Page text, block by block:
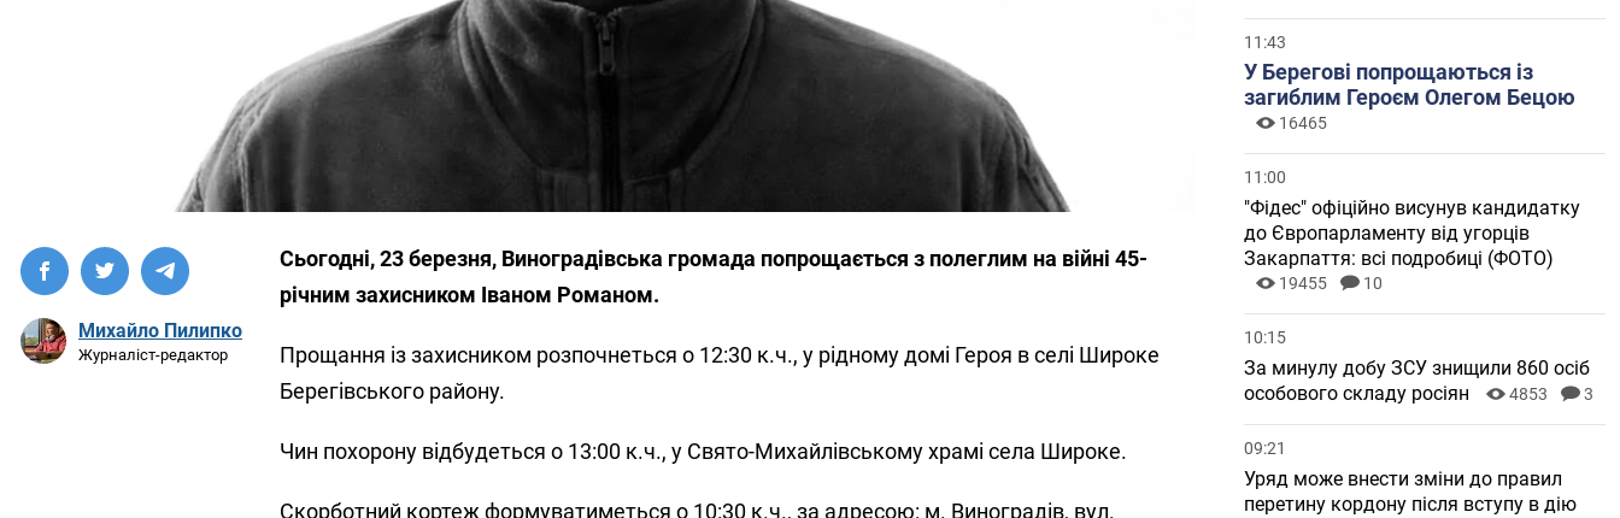
Михайло Пилипко
Журналіст-редактор
Сьогодні, 23 березня, Виноградівська громада попрощається з полеглим на війні 45-
річним захисником Іваном Романом.
Прощання із захисником розпочнеться о 12:30 к.ч., у рідному домі Героя в селі Широке
Берегівського району.
Чин похорону відбудеться о 13:00 к.ч., у Свято-Михайлівському храмі села Широке.
Скорботний кортеж формуватиметься о 10:30 к.ч., за адресою: м. Виноградів, вул.
11:43
У Берегові попрощаються із
загиблим Героєм Олегом Бецою
16465
11:00
"Фідес" офіційно висунув кандидатку
до Європарламенту від угорців
Закарпаття: всі подробиці (ФОТО)
19455 10
10:15
За минулу добу ЗСУ знищили 860 осіб
особового складу росіян
4853 3
09:21
Уряд може внести зміни до правил
перетину кордону після вступу в дію